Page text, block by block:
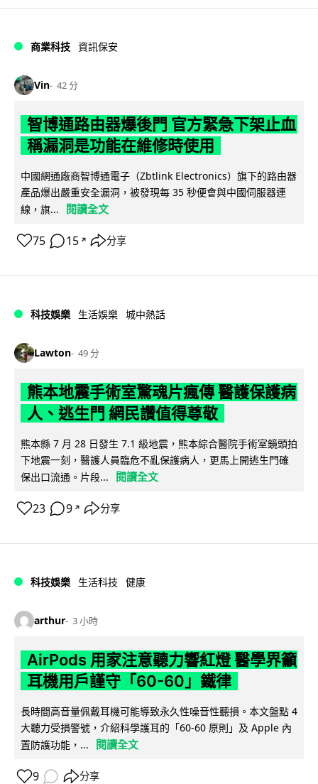
商業科技 資訊保安
Vin 42 分
智博通路由器爆後門 官方緊急下架止血
稱漏洞是功能在維修時使用
中國網通廠商智博通電子（Zbtlink Electronics）旗下的路由器
產品爆出嚴重安全漏洞，被發現每 35 秒便會與中國伺服器連
線，旗...
閱讀全文
75 15 ↗ 分享
科技娛樂 生活娛樂 城中熱話
Lawton 49 分
熊本地震手術室驚魂片瘋傳 醫護保護病
人、逃生門 網民讚值得尊敬
熊本縣 7 月 28 日發生 7.1 級地震，熊本綜合醫院手術室鏡頭拍
下地震一刻，醫護人員臨危不亂保護病人，更馬上開逃生門確
保出口流通。片段...
閱讀全文
23 9 ↗ 分享
科技娛樂 生活科技 健康
arthur 3 小時
AirPods 用家注意聽力響紅燈 醫學界籲
耳機用戶謹守「60-60」鐵律
長時間高音量佩戴耳機可能導致永久性噪音性聽損。本文盤點 4
大聽力受損警號，介紹科學護耳的「60-60 原則」及 Apple 內
置防護功能，...
閱讀全文
9 分享